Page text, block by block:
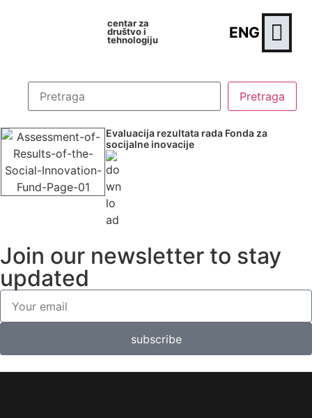
centar za
društvo i
tehnologiju ENG
Evaluacija rezultata rada Fonda za
socijalne inovacije
Join our newsletter to stay
updated
subscribe